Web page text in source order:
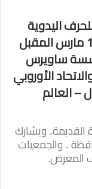
اليدوية
والتراثية بداية من 23 فبراير وحتي 11 مارس المقبل
ساويرس
الأوروبي
العالم
ويشارك
400 عارض يمثلون 20 محافظة .. والجمعيات
المعرض.